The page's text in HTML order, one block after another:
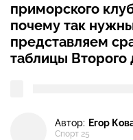
приморского
почему так
представляем
таблицы Второго
Автор: Егор
Спорт 25